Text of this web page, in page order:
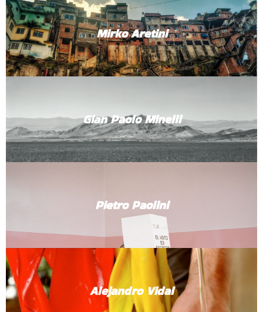
Mirko Aretini
Gian Paolo Minelli
Pietro Paolini
Alejandro Vidal